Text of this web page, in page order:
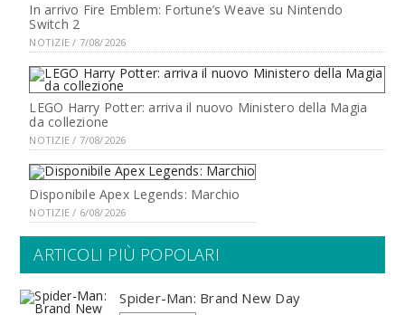
In arrivo Fire Emblem: Fortune’s Weave su Nintendo
Switch 2
NOTIZIE / 7/08/2026
LEGO Harry Potter: arriva il nuovo Ministero della Magia
da collezione
NOTIZIE / 7/08/2026
Disponibile Apex Legends: Marchio
NOTIZIE / 6/08/2026
ARTICOLI PIÙ POPOLARI
Spider-Man: Brand New Day